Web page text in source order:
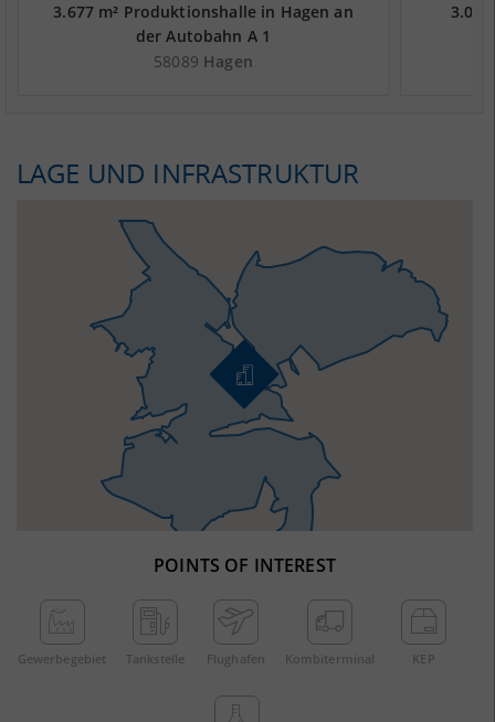
3.677 m² Produktionshalle in Hagen an
der Autobahn A 1
58089 Hagen
LAGE UND INFRASTRUKTUR
POINTS OF INTEREST
Gewerbe­gebiet Tankstelle Flughafen Kombi­terminal KEP